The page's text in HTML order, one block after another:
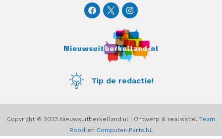
F
a
c
o
o
I
n
s
t
a
g
r
a
Tip de redactie!
Copyright © 2023 Nieuwsuitberkelland.nl | Ontwerp & realisatie: Team
Rood en Computer-Parts.NL